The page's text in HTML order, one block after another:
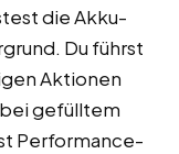
die Akku-
Du führst
Aktionen
gefülltem
Performance-